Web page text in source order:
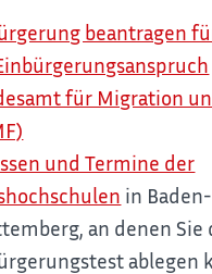
beantragen
für Migration
und Termine der
in Baden-
an denen Sie
ablegen